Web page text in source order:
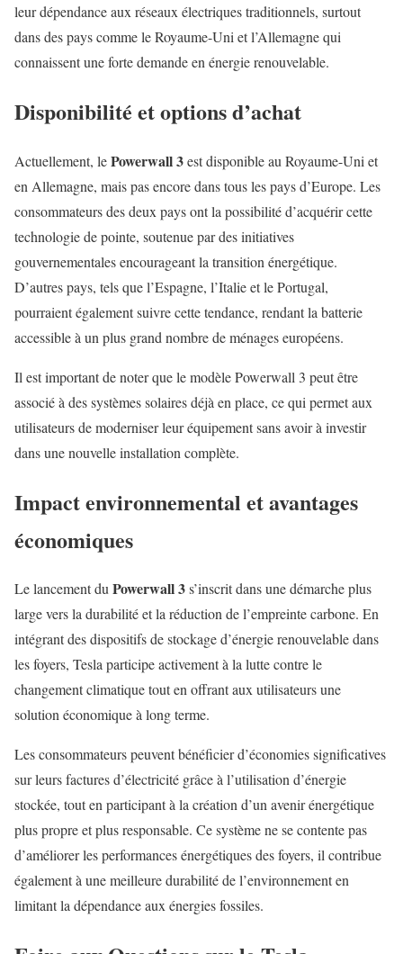
leur dépendance aux réseaux électriques traditionnels, surtout
dans des pays comme le Royaume-Uni et l’Allemagne qui
connaissent une forte demande en énergie renouvelable.
Disponibilité et options d’achat
Actuellement, lePowerwall 3est disponible au Royaume-Uni et
en Allemagne, mais pas encore dans tous les pays d’Europe. Les
consommateurs des deux pays ont la possibilité d’acquérir cette
technologie de pointe, soutenue par des initiatives
gouvernementales encourageant la transition énergétique.
D’autres pays, tels que l’Espagne, l’Italie et le Portugal,
pourraient également suivre cette tendance, rendant la batterie
accessible à un plus grand nombre de ménages européens.
Il est important de noter que le modèle Powerwall 3 peut être
associé à des systèmes solaires déjà en place, ce qui permet aux
utilisateurs de moderniser leur équipement sans avoir à investir
dans une nouvelle installation complète.
Impact environnemental et avantages
économiques
Le lancement duPowerwall 3s’inscrit dans une démarche plus
large vers la durabilité et la réduction de l’empreinte carbone. En
intégrant des dispositifs de stockage d’énergie renouvelable dans
les foyers, Tesla participe activement à la lutte contre le
changement climatique tout en offrant aux utilisateurs une
solution économique à long terme.
Les consommateurs peuvent bénéficier d’économies significatives
sur leurs factures d’électricité grâce à l’utilisation d’énergie
stockée, tout en participant à la création d’un avenir énergétique
plus propre et plus responsable. Ce système ne se contente pas
d’améliorer les performances énergétiques des foyers, il contribue
également à une meilleure durabilité de l’environnement en
limitant la dépendance aux énergies fossiles.